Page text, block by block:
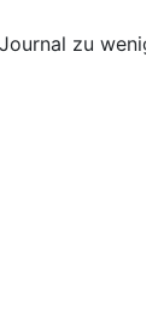
zu wenig